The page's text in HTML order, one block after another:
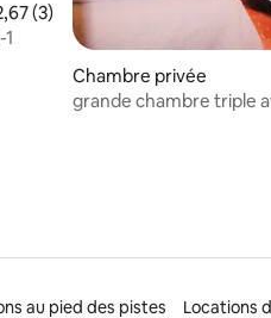
moyenne sur la base de
(3)
Chambre privée
grande chambre triple
au pied des pistes Locations